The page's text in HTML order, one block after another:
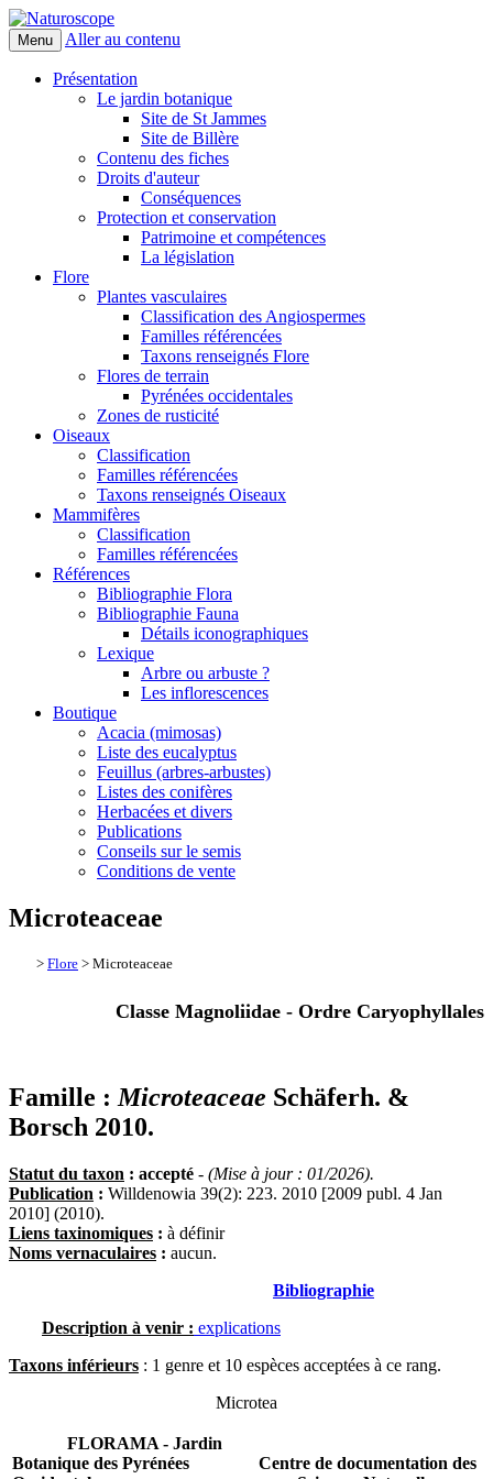
Naturoscope
Menu Aller au contenu
Présentation
Le jardin botanique
Site de St Jammes
Site de Billère
Contenu des fiches
Droits d'auteur
Conséquences
Protection et conservation
Patrimoine et compétences
La législation
Flore
Plantes vasculaires
Classification des Angiospermes
Familles référencées
Taxons renseignés Flore
Flores de terrain
Pyrénées occidentales
Zones de rusticité
Oiseaux
Classification
Familles référencées
Taxons renseignés Oiseaux
Mammifères
Classification
Familles référencées
Références
Bibliographie Flora
Bibliographie Fauna
Détails iconographiques
Lexique
Arbre ou arbuste ?
Les inflorescences
Boutique
Acacia (mimosas)
Liste des eucalyptus
Feuillus (arbres-arbustes)
Listes des conifères
Herbacées et divers
Publications
Conseils sur le semis
Conditions de vente
Microteaceae
> Flore > Microteaceae
Classe Magnoliidae - Ordre Caryophyllales
Famille : Microteaceae Schäferh. &
Borsch 2010.
Statut du taxon : accepté - (Mise à jour : 01/2026).
Publication : Willdenowia 39(2): 223. 2010 [2009 publ. 4 Jan
2010] (2010).
Liens taxinomiques : à définir
Noms vernaculaires : aucun.
Bibliographie
Description à venir : explications
Taxons inférieurs : 1 genre et 10 espèces acceptées à ce rang.
Microtea
FLORAMA - Jardin
Botanique des Pyrénées
Centre de documentation des